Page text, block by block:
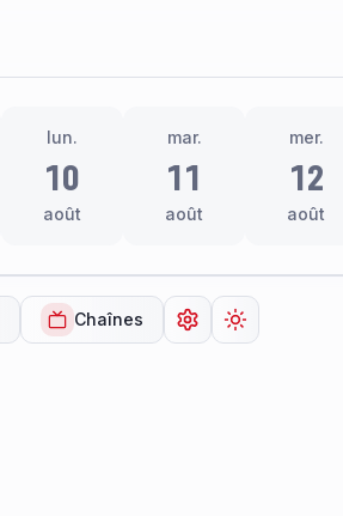
lun.
10
août
mar.
11
août
mer.
12
août
Chaînes Ouvrir lesChanger de